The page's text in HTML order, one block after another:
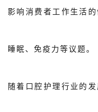
影响消费者工作生活
睡眠、免疫力等议题。
随着口腔护理行业的